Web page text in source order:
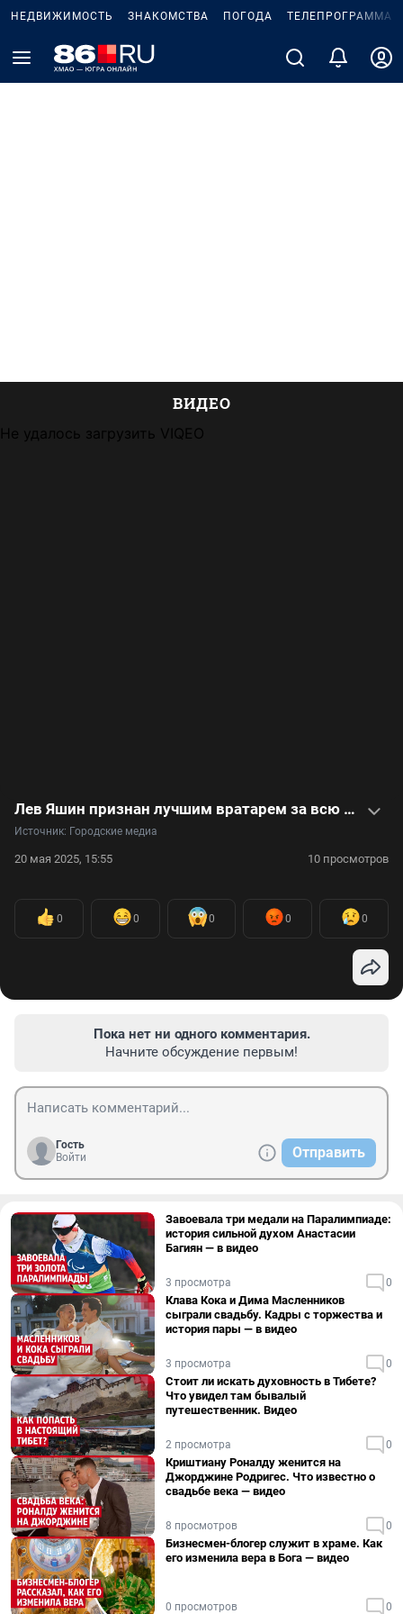
НЕДВИЖИМОСТЬ ЗНАКОМСТВА ПОГОДА ТЕЛЕПРОГРАММА
ВИДЕО
Не удалось загрузить VIQEO
Лев Яшин признан лучшим вратарем за всю историю футбола — видеоистория легенды
Источник: Городские медиа
20 мая 2025, 15:55 10 просмотров
0 0 0 0 0
Пока нет ни одного комментария.
Начните обсуждение первым!
Гость
Войти
Отправить
Завоевала три медали на Паралимпиаде:
история сильной духом Анастасии
Багиян — в видео
3 просмотра 0
Клава Кока и Дима Масленников
сыграли свадьбу. Кадры с торжества и
история пары — в видео
3 просмотра 0
Стоит ли искать духовность в Тибете?
Что увидел там бывалый
путешественник. Видео
2 просмотра 0
Криштиану Роналду женится на
Джорджине Родригес. Что известно о
свадьбе века — видео
8 просмотров 0
Бизнесмен-блогер служит в храме. Как
его изменила вера в Бога — видео
0 просмотров 0